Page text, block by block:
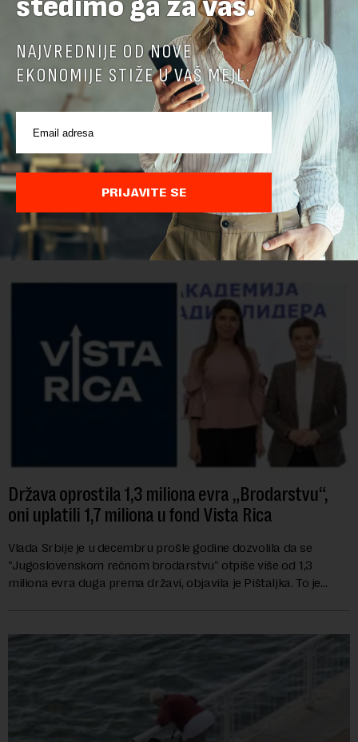
POVEZANI SADRŽAJI
Država oprostila 1,3 miliona evra „Brodarstvu“,
oni uplatili 1,7 miliona u fond Vista Rica
Vlada Srbije je u decembru prošle godine dozvolila da se
"Jugoslovenskom rečnom brodarstvu" otpiše više od 1,3
miliona evra duga prema državi, objavila je Pištaljka. To je
NAJVREDNIJE OD NOVE
EKONOMIJE STIŽE U VAŠ MEJL.
PRIJAVITE SE